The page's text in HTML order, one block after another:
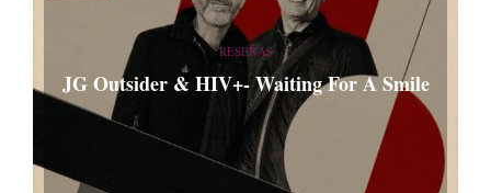
RESEÑAS
JG Outsider & HIV+- Waiting For A Smile